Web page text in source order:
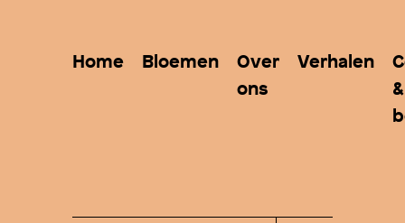
Home Bloemen
Over
ons
Verhalen
&